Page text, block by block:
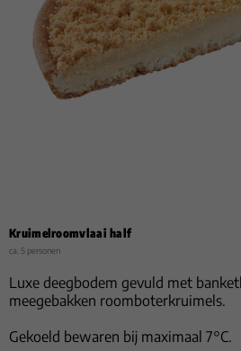
Kruimelroomvlaai half
ca. 5 personen
Luxe deegbodem gevuld met
meegebakken roomboterkruimels.
Gekoeld bewaren bij maximaal 7°C.